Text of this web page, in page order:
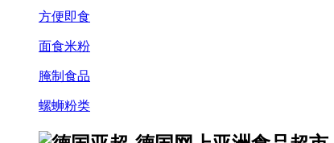
方便即食
面食米粉
腌制食品
螺蛳粉类